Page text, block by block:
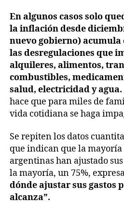
En algunos casos solo
la inflación desde
nuevo gobierno) acumula
las desregulaciones que
alquileres, alimentos,
combustibles,
salud, electricidad y agua.
hace que para miles de
vida cotidiana se haga
Se repiten los datos
que indican que la
argentinas han ajustado
la mayoría, un 75%,
dónde ajustar sus gastos
alcanza”.